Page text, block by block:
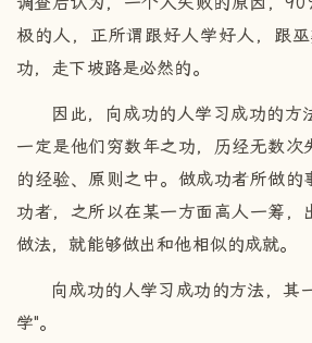
极的人，正所谓跟好人学好人，跟
功，走下坡路是必然的。
因此，向成功的人学习成功的
一定是他们穷数年之功，历经无数
的经验、原则之中。做成功者所做
功者，之所以在某一方面高人一筹
做法，就能够做出和他相似的成就。
向成功的人学习成功的方法，其
学"。